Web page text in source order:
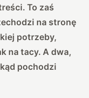
To zaś
na stronę
potrzeby,
na tacy. A dwa,
pochodzi